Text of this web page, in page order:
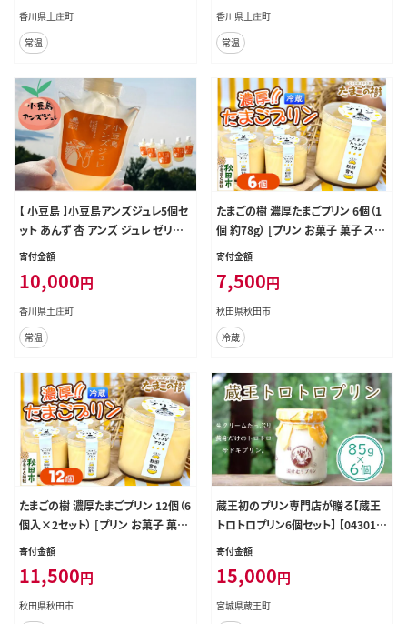
香川県土庄町
常温
香川県土庄町
常温
【 小豆島 】小豆島アンズジュレ5個セ
ット あんず 杏 アンズ ジュレ ゼリー
手作り おやつ 軽食 デザート 香川 香
寄付金額
10,000円
香川県土庄町
常温
たまごの樹 濃厚たまごプリン 6個（1
個 約78g） [プリン お菓子 菓子 スイ
ーツ 美味 もみじたまご 瀧田養鶏場]
寄付金額
7,500円
秋田県秋田市
冷蔵
たまごの樹 濃厚たまごプリン 12個（6
個入×2セット） [プリン お菓子 菓子
スイーツ 美味 もみじたまご 瀧田養
寄付金額
11,500円
秋田県秋田市
蔵王初のプリン専門店が贈る【蔵王
トロトロプリン6個セット】 【04301-0
340】
寄付金額
15,000円
宮城県蔵王町